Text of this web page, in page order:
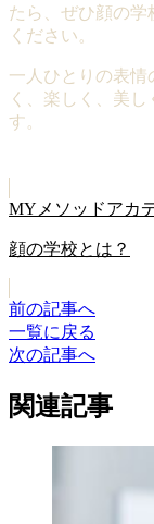
たら、ぜひ顔の
ください。
一人ひとりの表情
く、楽しく、美
す。
MYメソッドアカ
顔の学校とは？
前の記事へ
一覧に戻る
次の記事へ
関連記事